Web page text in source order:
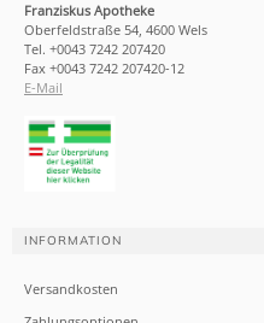
Franziskus Apotheke
Oberfeldstraße 54, 4600 Wels
Tel. +0043 7242 207420
Fax +0043 7242 207420-12
E-Mail
INFORMATION
Versandkosten